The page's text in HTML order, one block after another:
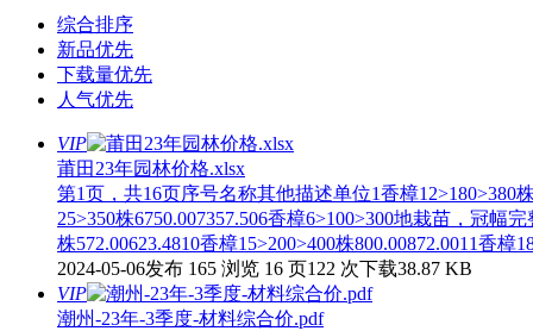
综合排序
新品优先
下载量优先
人气优先
VIP
莆田23年园林价格.xlsx
第1页，共16页序号名称其他描述单位1香樟12>180>380株
25>350株6750.007357.506香樟6>100>300地栽苗，冠幅
株572.00623.4810香樟15>200>400株800.00872.0011香樟
2024-05-06发布 165 浏览 16 页122 次下载38.87 KB
VIP
潮州-23年-3季度-材料综合价.pdf